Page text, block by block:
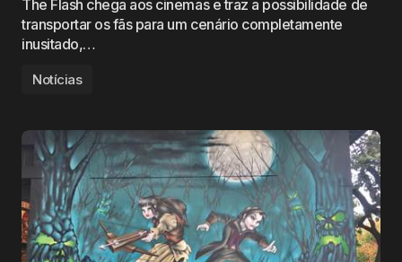
The Flash chega aos cinemas e traz a possibilidade de
transportar os fãs para um cenário completamente
inusitado,…
Notícias